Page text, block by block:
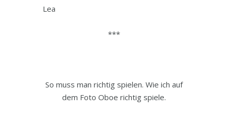
Lea
***
So muss man richtig spielen. Wie ich auf
dem Foto Oboe richtig spiele.